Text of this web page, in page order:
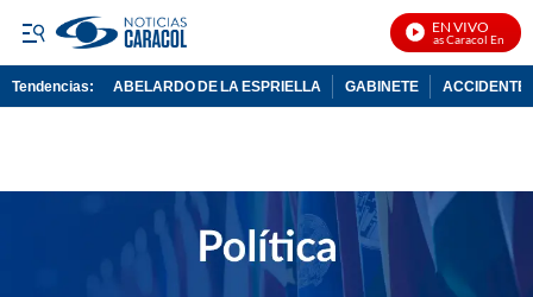
EN VIVO
Noticias Caracol En Vivo
Tendencias: ABELARDO DE LA ESPRIELLA GABINETE ACCIDENTE